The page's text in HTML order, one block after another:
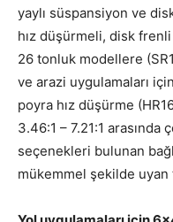
yaylı süspansiyon ve
hız düşürmeli, disk
26 tonluk modellere
ve arazi uygulamaları
poyra hız düşürme
3.46:1 – 7.21:1 arasında
seçenekleri bulunan
mükemmel şekilde